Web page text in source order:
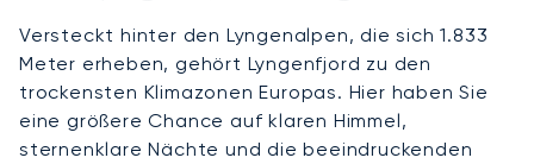
Versteckt hinter den Lyngenalpen, die sich 1.833
Meter erheben, gehört Lyngenfjord zu den
trockensten Klimazonen Europas. Hier haben Sie
eine größere Chance auf klaren Himmel,
sternenklare Nächte und die beeindruckenden